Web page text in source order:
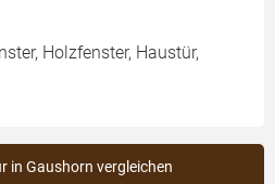
Holzfenster, Haustür,
in Gaushorn vergleichen